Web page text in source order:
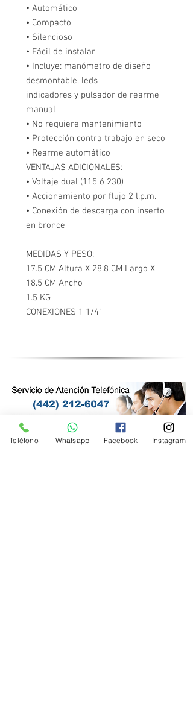
• Automático
• Compacto
• Silencioso
• Fácil de instalar
• Incluye: manómetro de diseño
desmontable, leds
indicadores y pulsador de rearme
manual
• No requiere mantenimiento
• Protección contra trabajo en seco
• Rearme automático
VENTAJAS ADICIONALES:
• Voltaje dual (115 ó 230)
• Accionamiento por flujo 2 l.p.m.
• Conexión de descarga con inserto
en bronce
MEDIDAS Y PESO:
17.5 CM Altura X 28.8 CM Largo X
18.5 CM Ancho
1.5 KG
CONEXIONES 1 1/4"
Teléfono Whatsapp Facebook Instagram